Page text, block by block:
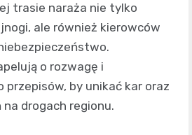
trasie naraża nie tylko
ale również kierowców
o rozwagę i
przepisów, by unikać kar oraz
drogach regionu.